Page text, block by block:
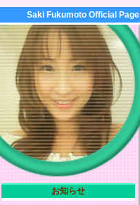
Saki Fukumoto Official Page
お知らせ